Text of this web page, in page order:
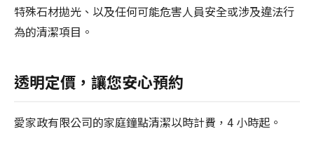
特殊石材拋光、以及任何可能危害人員安全或涉及違法行
為的清潔項目。
透明定價，讓您安心預約
愛家政有限公司的家庭鐘點清潔以時計費，4 小時起。